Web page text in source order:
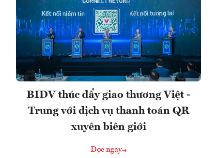
BIDV thúc đẩy giao thương Việt -
Trung với dịch vụ thanh toán QR
xuyên biên giới
Đọc ngay